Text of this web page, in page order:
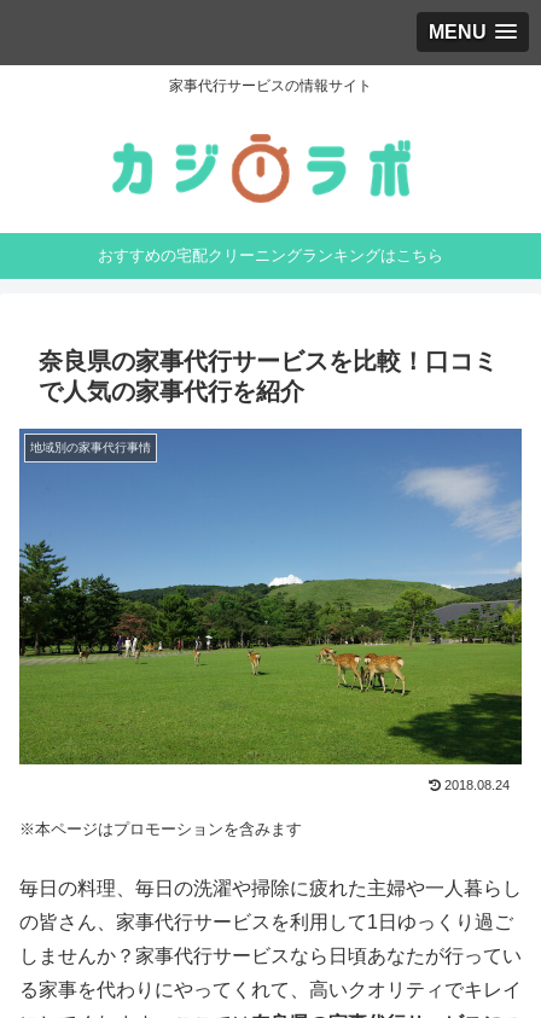
MENU
家事代行サービスの情報サイト
おすすめの宅配クリーニングランキングはこちら
奈良県の家事代行サービスを比較！口コミ
で人気の家事代行を紹介
地域別の家事代行事情
2018.08.24
※本ページはプロモーションを含みます
毎日の料理、毎日の洗濯や掃除に疲れた主婦や一人暮らし
の皆さん、家事代行サービスを利用して1日ゆっくり過ご
しませんか？家事代行サービスなら日頃あなたが行ってい
る家事を代わりにやってくれて、高いクオリティでキレイ